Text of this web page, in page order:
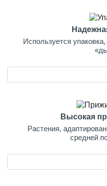
Используется
Высокая
Растения,
средней